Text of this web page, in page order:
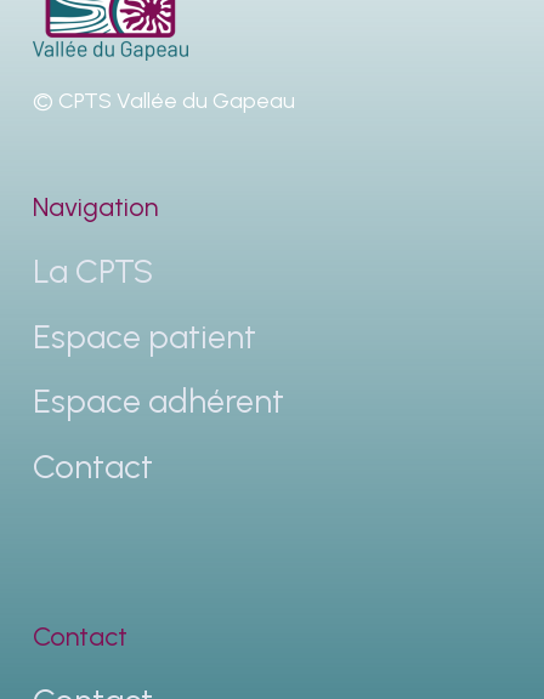
© CPTS Vallée du Gapeau
Navigation
La CPTS
Espace patient
Espace adhérent
Contact
Contact